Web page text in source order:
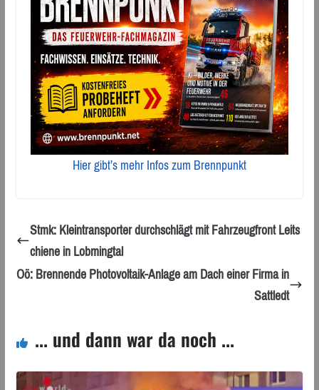
Hier gibt’s mehr Infos zum Brennpunkt
Stmk: Kleintransporter durchschlägt mit Fahrzeugfront Leits
chiene in Lobmingtal
Oö: Brennende Photovoltaik-Anlage am Dach einer Firma in
Sattledt
... und dann war da noch ...